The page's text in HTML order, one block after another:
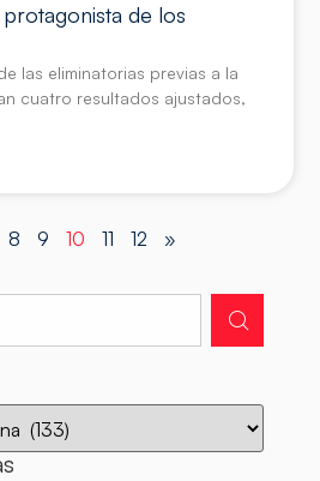
de los
las eliminatorias previas a la
cuatro resultados ajustados,
8 9 10 11 12 »